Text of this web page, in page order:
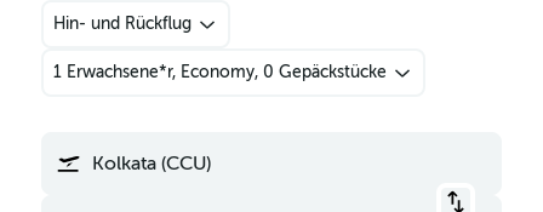
Hin- und Rückflug
1 Erwachsene*r, Economy, 0 Gepäckstücke
Kolkata (CCU)